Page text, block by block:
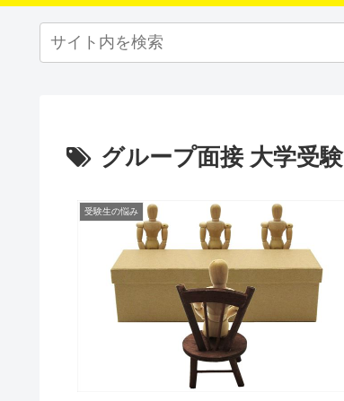
グループ面接 大学受験
受験生の悩み